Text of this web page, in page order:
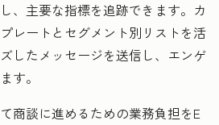
、主要な指標を追跡できます。カ
レートとセグメント別リストを活
したメッセージを送信し、エンゲ
す。
商談に進めるための業務負担をE